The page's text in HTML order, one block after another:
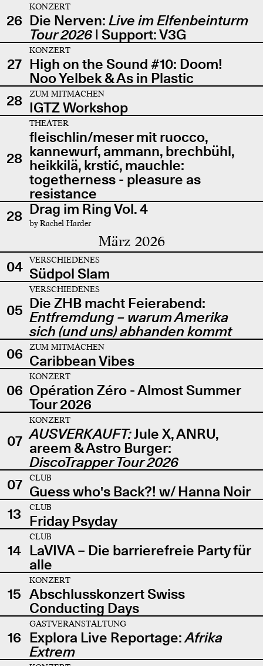
26
KONZERT
Die Nerven: Live im Elfenbeinturm
Tour 2026| Support: V3G
27
KONZERT
High on the Sound #10: Doom!
Noo Yelbek & As in Plastic
28
ZUM MITMACHEN
IGTZ Workshop
28
THEATER
fleischlin/meser mit ruocco,
kannewurf, ammann, brechbühl,
heikkilä, krstić, mauchle:
togetherness - pleasure as
resistance
28 Drag im Ring Vol. 4
by Rachel Harder
März 2026
04 VERSCHIEDENES
Südpol Slam
05
VERSCHIEDENES
Die ZHB macht Feierabend:
Entfremdung – warum Amerika
sich (und uns) abhanden kommt
06
ZUM MITMACHEN
Caribbean Vibes
06
KONZERT
Opération Zéro - Almost Summer
Tour 2026
07
KONZERT
AUSVERKAUFT:Jule X, ANRU,
areem & Astro Burger:
DiscoTrapper Tour 2026
07
CLUB
Guess who's Back?! w/ Hanna Noir
13
CLUB
Friday Psyday
14
CLUB
LaVIVA – Die barrierefreie Party für
alle
15
KONZERT
Abschlusskonzert Swiss
Conducting Days
16
GASTVERANSTALTUNG
Explora Live Reportage:Afrika
Extrem